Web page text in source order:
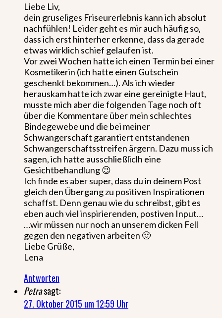
Liebe Liv,
dein gruseliges Friseurerlebnis kann ich absolut
nachfühlen! Leider geht es mir auch häufig so,
dass ich erst hinterher erkenne, dass da gerade
etwas wirklich schief gelaufen ist.
Vor zwei Wochen hatte ich einen Termin bei einer
Kosmetikerin (ich hatte einen Gutschein
geschenkt bekommen…). Als ich wieder
herauskam hatte ich zwar eine gereinigte Haut,
musste mich aber die folgenden Tage noch oft
über die Kommentare über mein schlechtes
Bindegewebe und die bei meiner
Schwangerschaft garantiert entstandenen
Schwangerschaftsstreifen ärgern. Dazu muss ich
sagen, ich hatte ausschließliclh eine
Gesichtbehandlung 😉
Ich finde es aber super, dass du in deinem Post
gleich den Übergang zu positiven Inspirationen
schaffst. Denn genau wie du schreibst, gibt es
eben auch viel inspirierenden, postiven Input…
…wir müssen nur noch an unserem dicken Fell
gegen den negativen arbeiten 🙂
Liebe Grüße,
Lena
Antworten
Petrasagt:
27. Oktober 2015 um 12:59 Uhr